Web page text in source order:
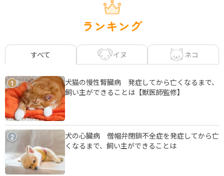
ランキング
すべて イヌ ネコ
1
犬猫の慢性腎臓病 発症してから亡くなるまで、
飼い主ができることは【獣医師監修】
2
犬の心臓病 僧帽弁閉鎖不全症を発症してから亡
くなるまで、飼い主ができることは